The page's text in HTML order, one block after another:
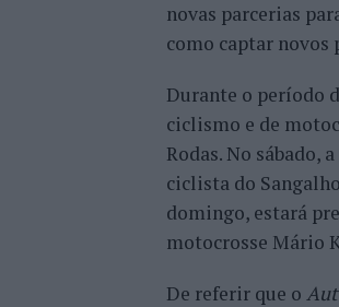
novas parcerias
como captar novos
Durante o período
ciclismo e de
Rodas. No sábado,
ciclista do
domingo, estará
motocrosse Mário
De referir que o